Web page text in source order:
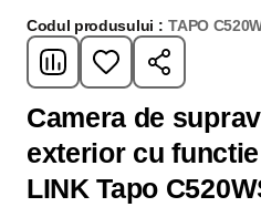
Codul produsului : TAPO
Camera de
exterior cu
LINK Tapo